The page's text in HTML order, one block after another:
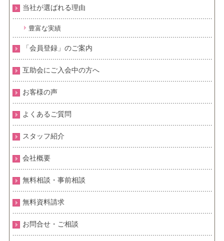
当社が選ばれる理由
豊富な実績
「会員登録」のご案内
互助会にご入会中の方へ
お客様の声
よくあるご質問
スタッフ紹介
会社概要
無料相談・事前相談
無料資料請求
お問合せ・ご相談